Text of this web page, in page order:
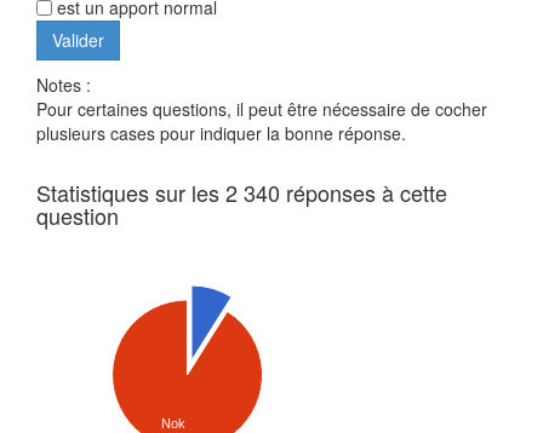
est un apport normal
Notes :
Pour certaines questions, il peut être nécessaire de cocher
plusieurs cases pour indiquer la bonne réponse.
Statistiques sur les 2 340 réponses à cette
question
Nok